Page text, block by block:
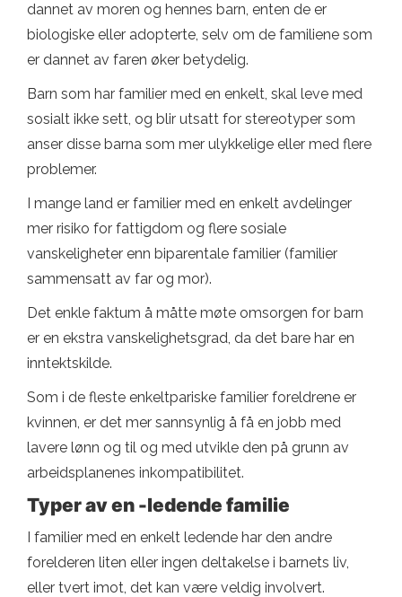
dannet av moren og hennes barn, enten de er
biologiske eller adopterte, selv om de familiene som
er dannet av faren øker betydelig.
Barn som har familier med en enkelt, skal leve med
sosialt ikke sett, og blir utsatt for stereotyper som
anser disse barna som mer ulykkelige eller med flere
problemer.
I mange land er familier med en enkelt avdelinger
mer risiko for fattigdom og flere sosiale
vanskeligheter enn biparentale familier (familier
sammensatt av far og mor).
Det enkle faktum å måtte møte omsorgen for barn
er en ekstra vanskelighetsgrad, da det bare har en
inntektskilde.
Som i de fleste enkeltpariske familier foreldrene er
kvinnen, er det mer sannsynlig å få en jobb med
lavere lønn og til og med utvikle den på grunn av
arbeidsplanenes inkompatibilitet.
Typer av en -ledende familie
I familier med en enkelt ledende har den andre
forelderen liten eller ingen deltakelse i barnets liv,
eller tvert imot, det kan være veldig involvert.